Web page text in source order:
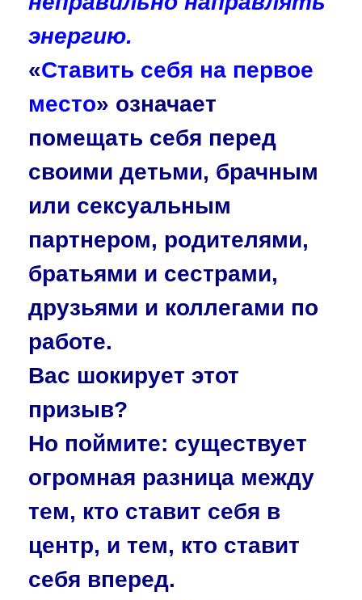
энергию.
«Ставить себя на первое
место» означает
помещать себя перед
своими детьми, брачным
или сексуаль­ным
партнером, родителями,
братьями и сестрами,
друзьями и коллегами по
работе.
Вас шокирует этот
призыв?
Но поймите: существует
огромная разница между
тем, кто ставит себя в
центр, и тем, кто ставит
себя вперед.